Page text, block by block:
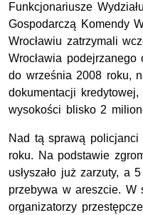
Funkcjonariusze
Gospodarczą Komendy
Wrocławiu zatrzymali
Wrocławia
do września 2008 roku,
dokumentacji kredytowej,
wysokości blisko 2
Nad tą sprawą
roku. Na podstawie
usłyszało już zarzuty, a
przebywa w areszcie. W
organizatorzy